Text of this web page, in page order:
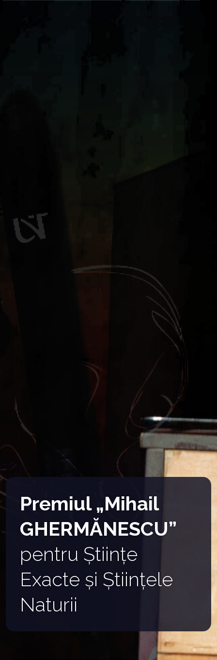
Premiul „Mihail
GHERMĂNESCU”
pentru Științe
Exacte și Științele
Naturii